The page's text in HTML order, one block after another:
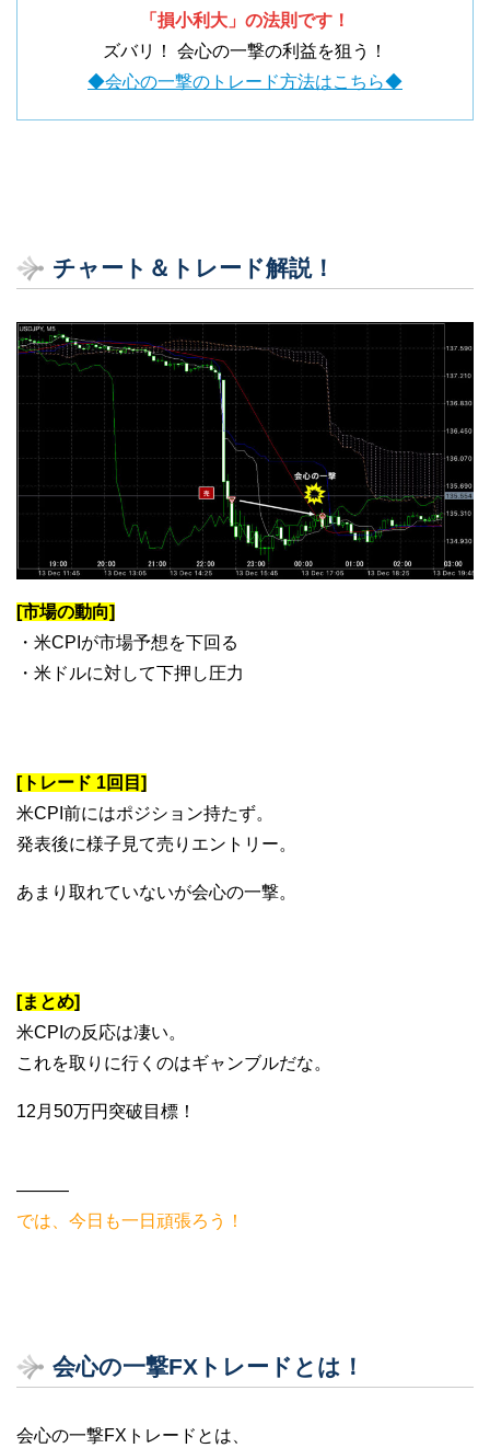
「損小利大」の法則です！
ズバリ！ 会心の一撃の利益を狙う！
◆会心の一撃のトレード方法はこちら◆
チャート＆トレード解説！
[市場の動向]
・米CPIが市場予想を下回る
・米ドルに対して下押し圧力
[トレード 1回目]
米CPI前にはポジション持たず。
発表後に様子見て売りエントリー。
あまり取れていないが会心の一撃。
[まとめ]
米CPIの反応は凄い。
これを取りに行くのはギャンブルだな。
12月50万円突破目標！
———
では、今日も一日頑張ろう！
会心の一撃FXトレードとは！
会心の一撃FXトレードとは、